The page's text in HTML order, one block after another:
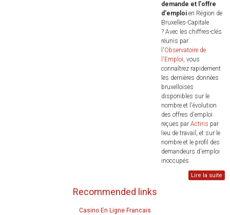
demande et l'offre
d'emploien Région de
Bruxelles-Capitale
? Avec les chiffres-clés
réunis par
l'Observatoire de
l'Emploi, vous
connaîtrez rapidement
les dernières données
bruxelloises
disponibles sur le
nombre et l'évolution
des offres d'emploi
reçues par Actiris par
lieu de travail, et sur le
nombre et le profil des
demandeurs d'emploi
inoccupés.
Lire la suite
Recommended links
Casino En Ligne Francais